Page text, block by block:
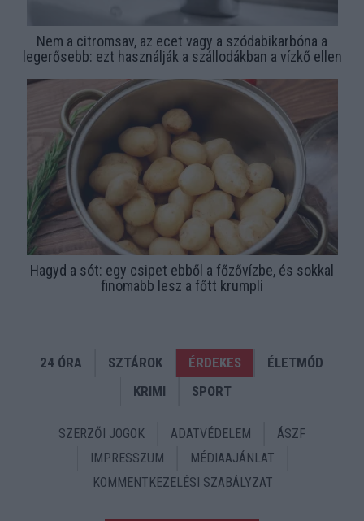
Nem a citromsav, az ecet vagy a szódabikarbóna a
legerősebb: ezt használják a szállodákban a vízkő ellen
Hagyd a sót: egy csipet ebből a főzővízbe, és sokkal
finomabb lesz a főtt krumpli
24 ÓRA SZTÁROK ÉRDEKES
ÉLETMÓD
KRIMI
SPORT
SZERZŐI JOGOK ADATVÉDELEM
ÁSZF
IMPRESSZUM
MÉDIAAJÁNLAT
KOMMENTKEZELÉSI SZABÁLYZAT